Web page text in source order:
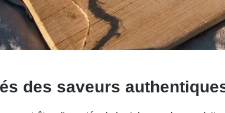
des saveurs